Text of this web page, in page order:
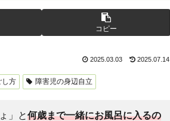
コピー
2025.03.03 2025.07.14
し方 障害児の身辺自立
」と何歳まで一緒にお風呂に入るの